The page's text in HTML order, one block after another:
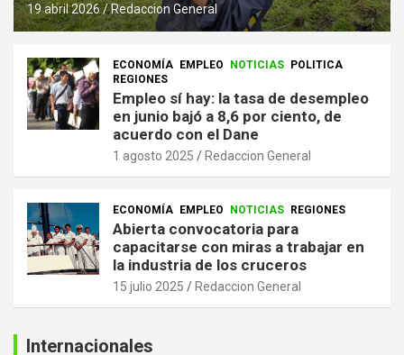
19 abril 2026 Redaccion General
ECONOMÍA EMPLEO NOTICIAS
POLITICA
REGIONES
Empleo sí hay: la tasa de desempleo
en junio bajó a 8,6 por ciento, de
acuerdo con el Dane
1 agosto 2025 Redaccion General
ECONOMÍA EMPLEO NOTICIAS REGIONES
Abierta convocatoria para
capacitarse con miras a trabajar en
la industria de los cruceros
15 julio 2025 Redaccion General
Internacionales